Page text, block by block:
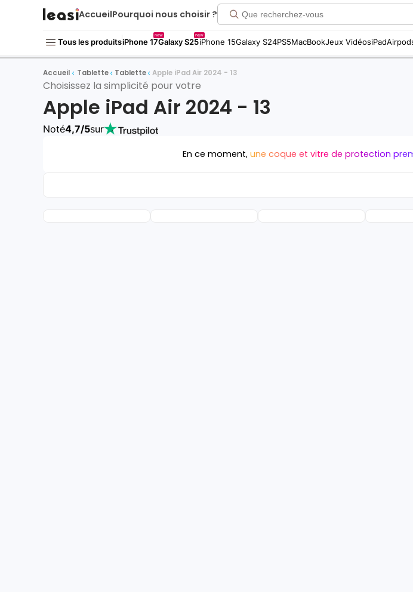
AccueilPourquoi nous choisir ?
Tous les produitsiPhone 17
new
Galaxy S25
new
iPhone 15Galaxy S24PS5MacBookJeux VidéosiPad
Accueil Tablette Tablette Apple iPad Air 2024 - 13
Choisissez la simplicité pour votre
Apple iPad Air 2024 - 13
Noté4,7/5sur
En ce moment, une coque et vitre de protection